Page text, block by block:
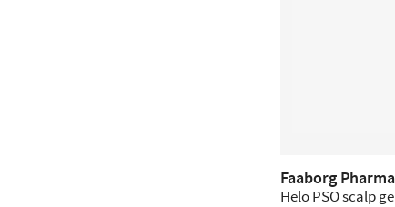
Faaborg Pharma
Helo PSO scalp